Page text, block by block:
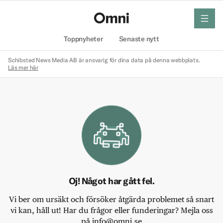
Toppnyheter Senaste nytt
meny
Schibsted News Media AB är ansvarig för dina data på denna webbplats.
Läs mer här
Oj! Något har gått fel.
Vi ber om ursäkt och försöker åtgärda problemet så snart
vi kan, håll ut! Har du frågor eller funderingar? Mejla oss